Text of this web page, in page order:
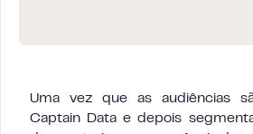
Uma vez que as audiências
Captain Data e depois